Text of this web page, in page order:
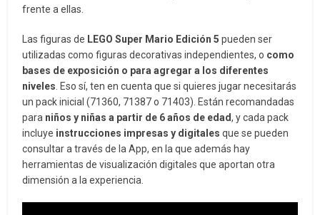
frente a ellas.
Las figuras de LEGO Super Mario Edición 5 pueden ser
utilizadas como figuras decorativas independientes, o como
bases de exposición o para agregar a los diferentes
niveles . Eso sí, ten en cuenta que si quieres jugar necesitarás
un pack inicial (71360, 71387 o 71403). Están recomandadas
para niños y niñas a partir de 6 años de edad, y cada pack
incluye instrucciones impresas y digitales que se pueden
consultar a través de la App, en la que además hay
herramientas de visualización digitales que aportan otra
dimensión a la experiencia.